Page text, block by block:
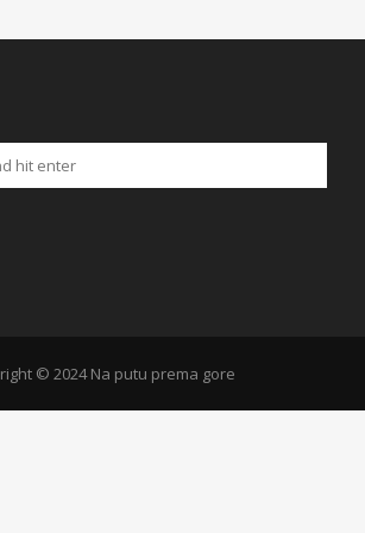
© 2024 Na putu prema gore